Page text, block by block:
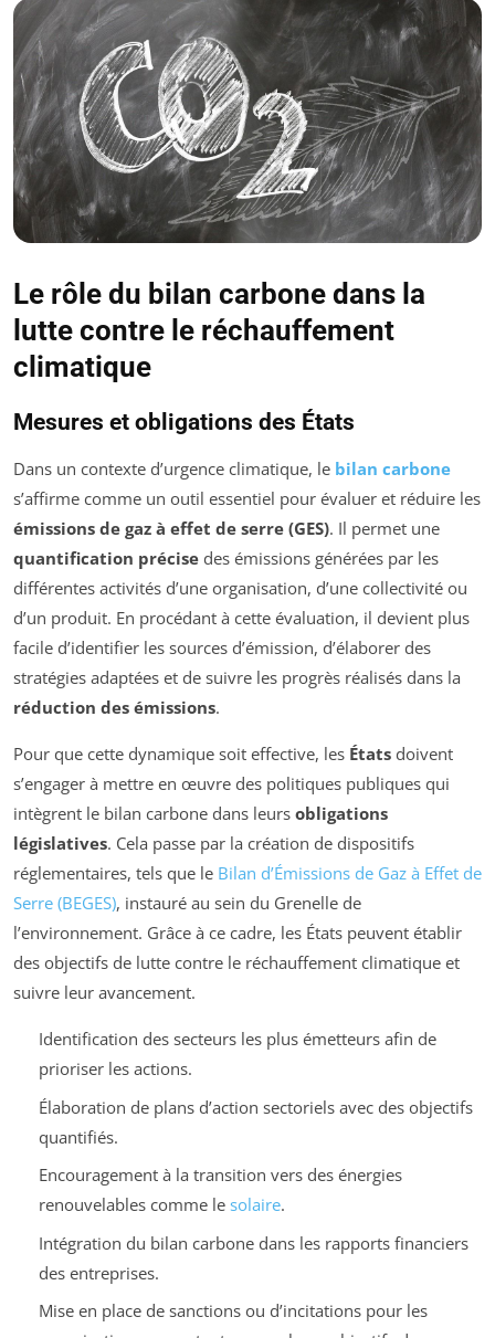
Le rôle du bilan carbone dans la
lutte contre le réchauffement
climatique
Mesures et obligations des États
Dans un contexte d’urgence climatique, le bilan carbone
s’affirme comme un outil essentiel pour évaluer et réduire les
émissions de gaz à effet de serre (GES). Il permet une
quantification précise des émissions générées par les
différentes activités d’une organisation, d’une collectivité ou
d’un produit. En procédant à cette évaluation, il devient plus
facile d’identifier les sources d’émission, d’élaborer des
stratégies adaptées et de suivre les progrès réalisés dans la
réduction des émissions.
Pour que cette dynamique soit effective, les États doivent
s’engager à mettre en œuvre des politiques publiques qui
intègrent le bilan carbone dans leurs obligations
législatives. Cela passe par la création de dispositifs
réglementaires, tels que le Bilan d’Émissions de Gaz à Effet de
Serre (BEGES), instauré au sein du Grenelle de
l’environnement. Grâce à ce cadre, les États peuvent établir
des objectifs de lutte contre le réchauffement climatique et
suivre leur avancement.
Identification des secteurs les plus émetteurs afin de
prioriser les actions.
Élaboration de plans d’action sectoriels avec des objectifs
quantifiés.
Encouragement à la transition vers des énergies
renouvelables comme le solaire.
Intégration du bilan carbone dans les rapports financiers
des entreprises.
Mise en place de sanctions ou d’incitations pour les